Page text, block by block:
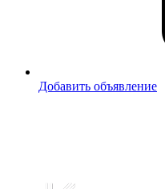
Добавить объявление